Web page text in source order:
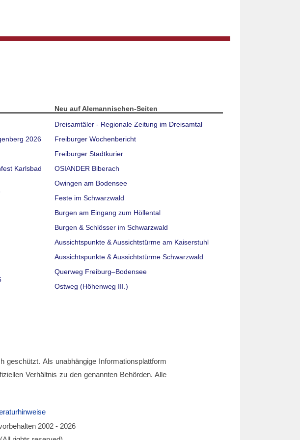
2026
Karlsbad
Neu auf Alemannischen-Seiten
Dreisamtäler - Regionale Zeitung im Dreisamtal
Freiburger Wochenbericht
Freiburger Stadtkurier
OSIANDER Biberach
Owingen am Bodensee
Feste im Schwarzwald
Burgen am Eingang zum Höllental
Burgen & Schlösser im Schwarzwald
Aussichtspunkte & Aussichtstürme am Kaiserstuhl
Aussichtspunkte & Aussichtstürme Schwarzwald
Querweg Freiburg–Bodensee
Ostweg (Höhenweg III.)
geschützt. Als unabhängige Informationsplattform
Verhältnis zu den genannten Behörden. Alle
2002 - 2026